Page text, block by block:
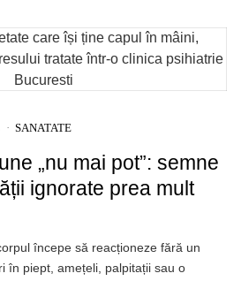
SANATATE
„nu mai pot”: semne
ignorate prea mult
începe să reacționeze fără un
în piept, amețeli, palpitații sau o